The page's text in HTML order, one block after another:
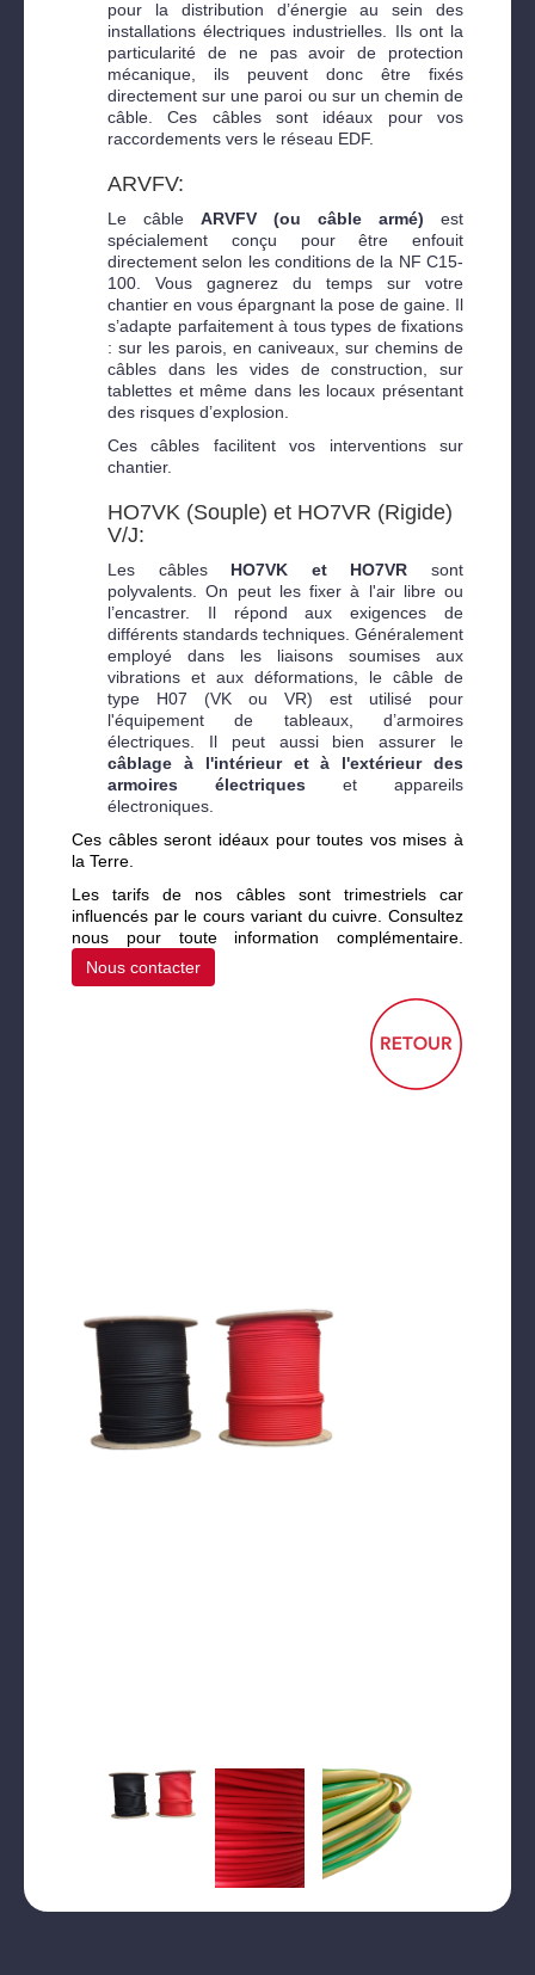
pour la distribution d’énergie au sein des
installations électriques industrielles. Ils ont la
particularité de ne pas avoir de protection
mécanique, ils peuvent donc être fixés
directement sur une paroi ou sur un chemin de
câble. Ces câbles sont idéaux pour vos
raccordements vers le réseau EDF.
ARVFV:
Le câble ARVFV (ou câble armé) est
spécialement conçu pour être enfouit
directement selon les conditions de la NF C15-
100. Vous gagnerez du temps sur votre
chantier en vous épargnant la pose de gaine. Il
s’adapte parfaitement à tous types de fixations
: sur les parois, en caniveaux, sur chemins de
câbles dans les vides de construction, sur
tablettes et même dans les locaux présentant
des risques d’explosion.
Ces câbles facilitent vos interventions sur
chantier.
HO7VK (Souple) et HO7VR (Rigide)
V/J:
Les câbles HO7VK et HO7VR sont
polyvalents. On peut les fixer à l'air libre ou
l’encastrer. Il répond aux exigences de
différents standards techniques. Généralement
employé dans les liaisons soumises aux
vibrations et aux déformations, le câble de
type H07 (VK ou VR) est utilisé pour
l'équipement de tableaux, d’armoires
électriques. Il peut aussi bien assurer le
câblage à l'intérieur et à l'extérieur des
armoires électriques et appareils
électroniques.
Ces câbles seront idéaux pour toutes vos mises à
la Terre.
Les tarifs de nos câbles sont trimestriels car
influencés par le cours variant du cuivre. Consultez
nous pour toute information complémentaire.
Nous contacter